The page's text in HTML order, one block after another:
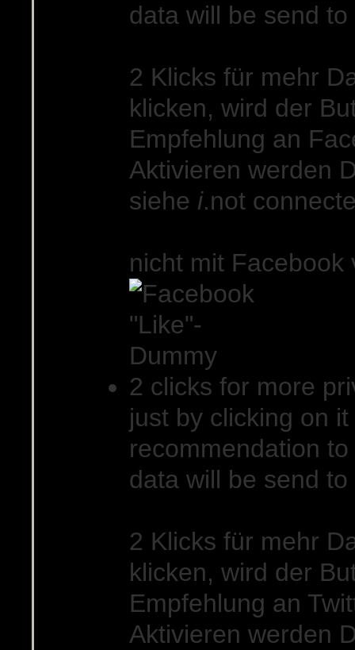
data will be send
2 Klicks für mehr
klicken, wird der
Empfehlung an
Aktivieren werden
siehe i.not
nicht mit Facebook
2 clicks for more
just by clicking on
recommendation
data will be send
2 Klicks für mehr
klicken, wird der
Empfehlung an
Aktivieren werden